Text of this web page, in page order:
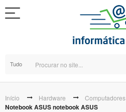
Tudo
Início Hardware Computadores
Notebook ASUS notebook ASUS